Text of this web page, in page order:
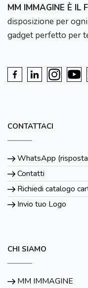
MM IMMAGINE È IL
disposizione per
gadget perfetto per
CONTATTACI
WhatsApp
Contatti
Richiedi catalogo
Invio tuo Logo
CHI SIAMO
MM IMMAGINE